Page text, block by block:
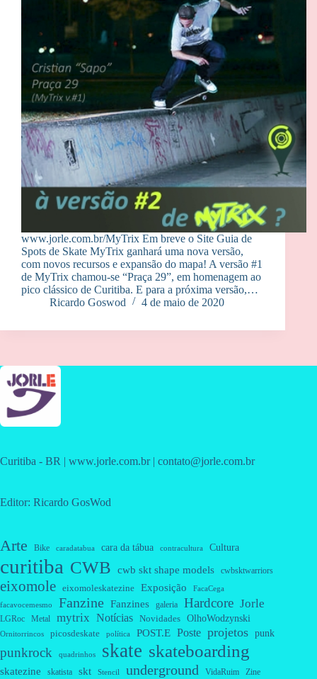
www.jorle.com.br/MyTrix Em breve o Site Guia de
Spots de Skate MyTrix ganhará uma nova versão,
com novos recursos e expansão do mapa! A versão #1
de MyTrix chamou-se “Praça 29”, em homenagem ao
pico clássico de Curitiba. E para a próxima versão,…
Ricardo Goswod
4 de maio de 2020
Curitiba - BR | www.jorle.com.br | contato@jorle.com.br
Editor: Ricardo GosWod
Arte Bike caradatabua cara da tábua contracultura Cultura
curitiba CWB cwb skt shape models cwbsktwarriors
eixomole eixomoleskatezine Exposição FacaCega
facavocemesmo Fanzine Fanzines galeria Hardcore Jorle
LGRoc Metal mytrix Notícias Novidades OlhoWodzynski
Ornitorrincos picosdeskate política POST.E Poste projetos punk
punkrock quadrinhos skate skateboarding
skatezine skatista skt Stencil underground VidaRuim Zine